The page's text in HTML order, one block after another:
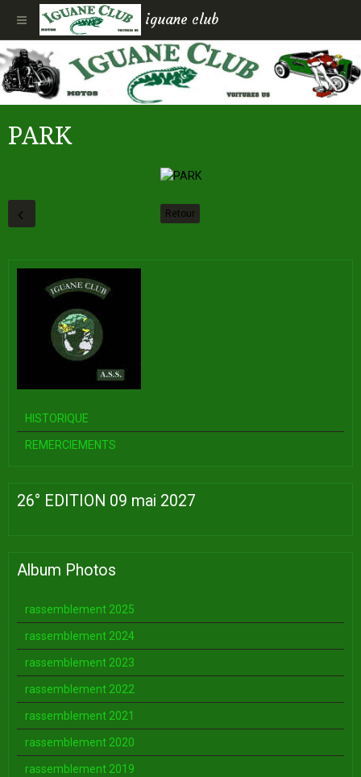
iguane club
PARK
Retour
HISTORIQUE
REMERCIEMENTS
26° EDITION 09 mai 2027
Album Photos
rassemblement 2025
rassemblement 2024
rassemblement 2023
rassemblement 2022
rassemblement 2021
rassemblement 2020
rassemblement 2019